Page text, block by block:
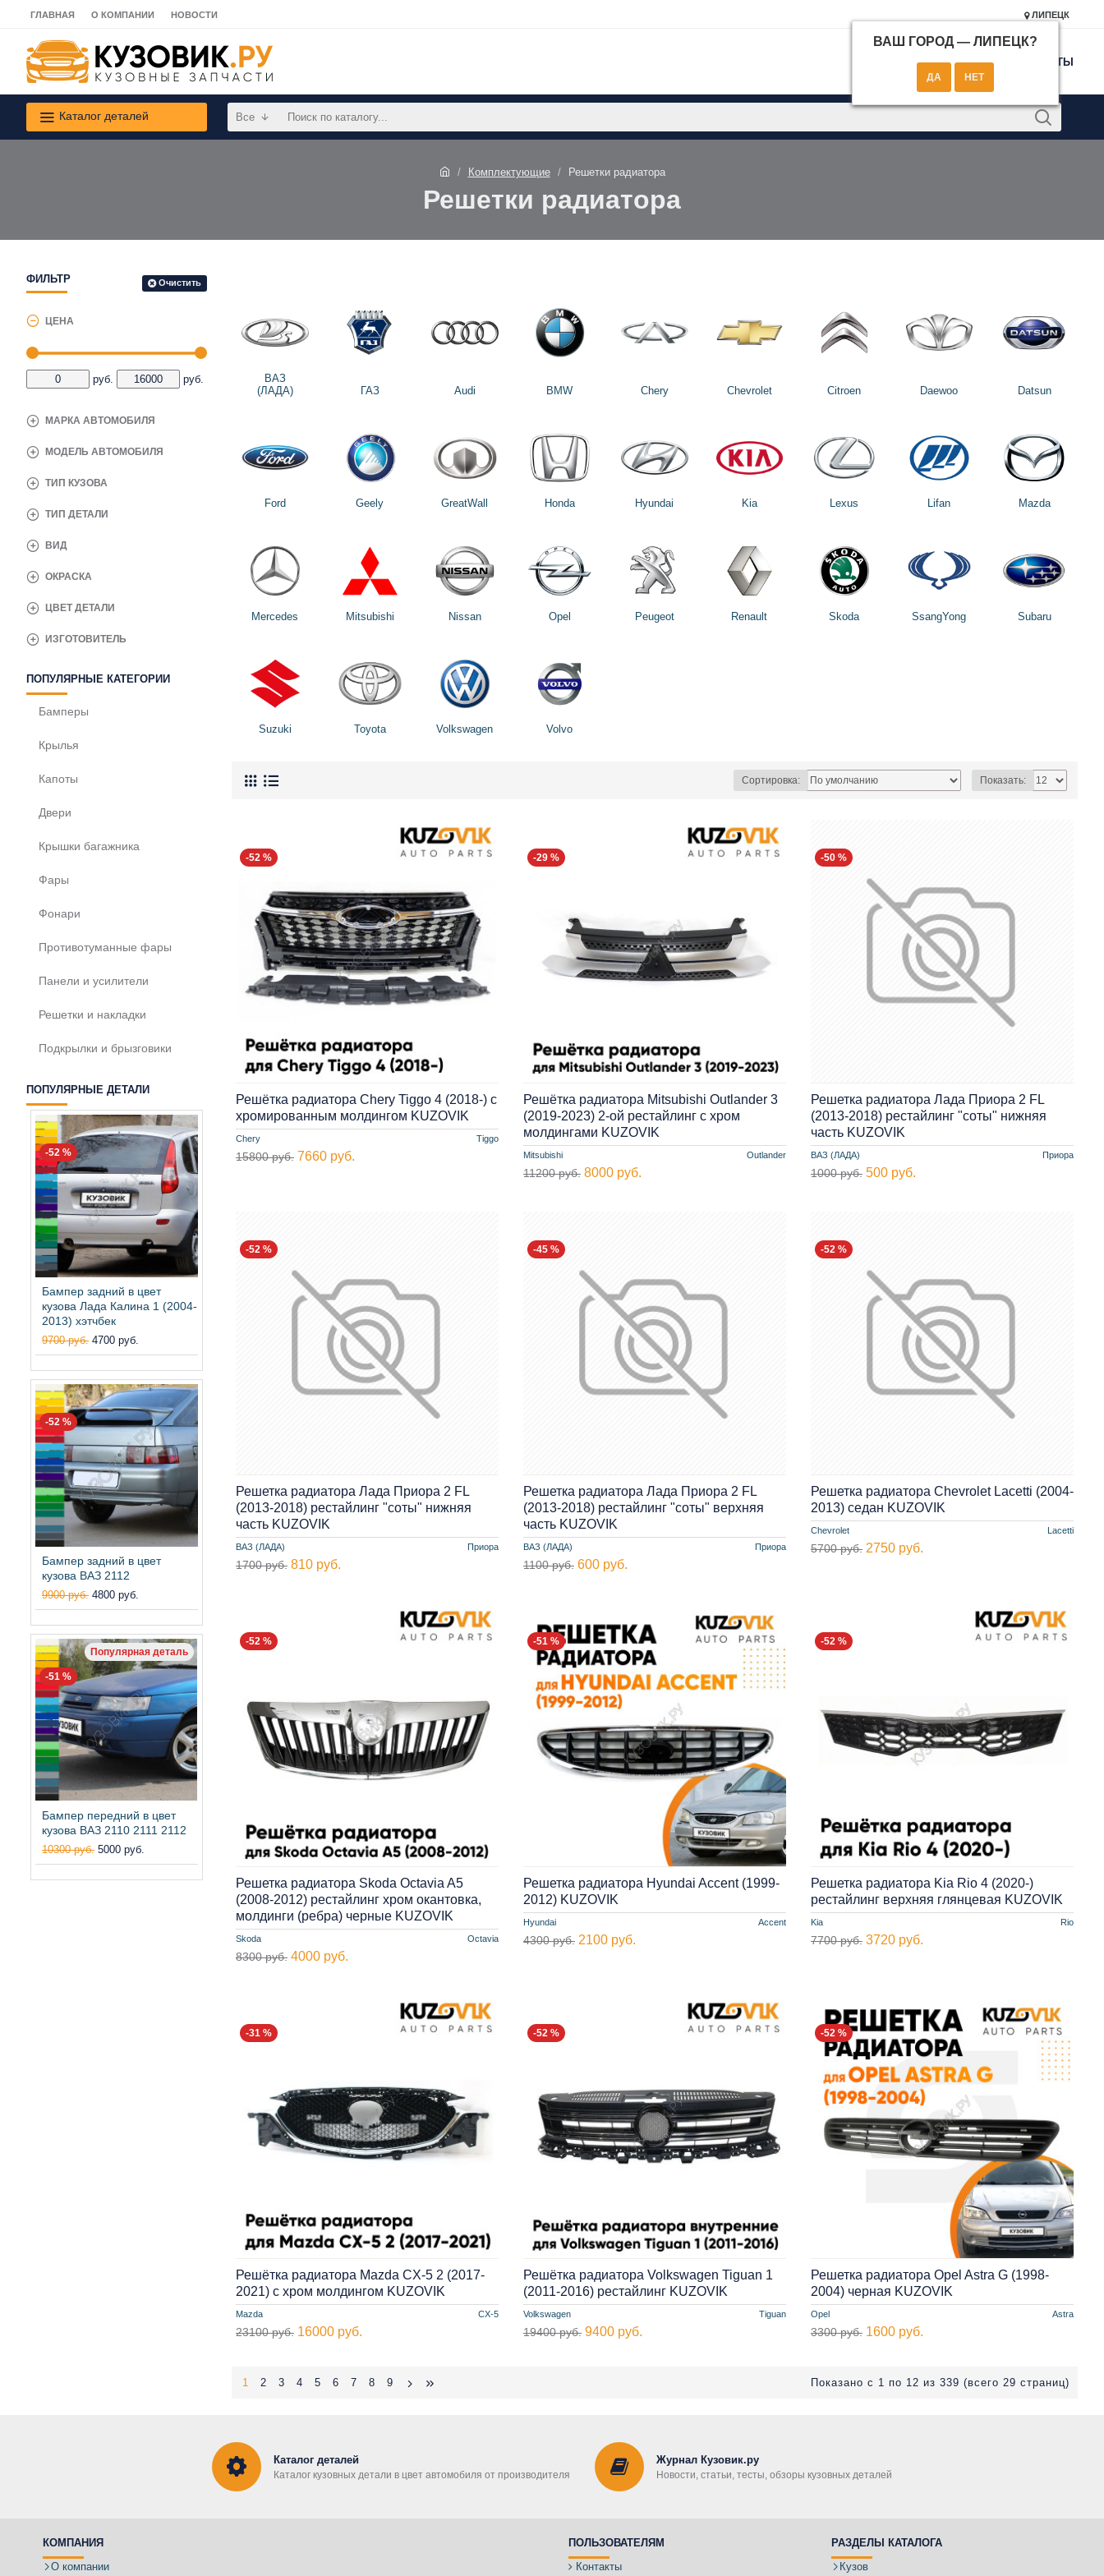
ГЛАВНАЯ О КОМПАНИИ НОВОСТИ ЛИПЕЦК
ВАШ ГОРОД — ЛИПЕЦК?
КОНТАКТЫ
Каталог деталей Все
Комплектующие Решетки радиатора
Решетки радиатора
ФИЛЬТР Очистить
ЦЕНА
руб. руб.
МАРКА АВТОМОБИЛЯ
ВИД
ИЗГОТОВИТЕЛЬ
МОДЕЛЬ АВТОМОБИЛЯ
ОКРАСКА
ТИП ДЕТАЛИ
ТИП КУЗОВА
ЦВЕТ ДЕТАЛИ
ПОПУЛЯРНЫЕ КАТЕГОРИИ
Бамперы
Крылья
Капоты
Двери
Крышки багажника
Фары
Фонари
Противотуманные фары
Панели и усилители
Решетки и накладки
Подкрылки и брызговики
ПОПУЛЯРНЫЕ ДЕТАЛИ
-52 %
Бампер задний в цвет
кузова Лада Калина 1 (2004-
2013) хэтчбек
9700 руб. 4700 руб.
-52 %
Бампер задний в цвет
кузова ВАЗ 2112
9900 руб. 4800 руб.
Популярная деталь
-51 %
Бампер передний в цвет
кузова ВАЗ 2110 2111 2112
10300 руб. 5000 руб.
ВАЗ
(ЛАДА)
ГАЗ Audi BMW Chery Chevrolet Citroen Daewoo Datsun
Ford Geely GreatWall Honda Hyundai Kia Lexus Lifan Mazda
Mercedes Mitsubishi Nissan Opel Peugeot Renault Skoda SsangYong Subaru
Suzuki Toyota Volkswagen Volvo
Сортировка: Показать:
-52 %
Chery Tiggo
Решётка радиатора Chery Tiggo 4 (2018-) с
хромированным молдингом KUZOVIK
15800 руб. 7660 руб.
-29 %
Mitsubishi Outlander
Решётка радиатора Mitsubishi Outlander 3
(2019-2023) 2-ой рестайлинг с хром
молдингами KUZOVIK
11200 руб. 8000 руб.
-50 %
ВАЗ (ЛАДА) Приора
Решетка радиатора Лада Приора 2 FL
(2013-2018) рестайлинг "соты" нижняя
часть KUZOVIK
1000 руб. 500 руб.
-52 %
ВАЗ (ЛАДА) Приора
Решетка радиатора Лада Приора 2 FL
(2013-2018) рестайлинг "соты" нижняя
часть KUZOVIK
1700 руб. 810 руб.
-45 %
ВАЗ (ЛАДА) Приора
Решетка радиатора Лада Приора 2 FL
(2013-2018) рестайлинг "соты" верхняя
часть KUZOVIK
1100 руб. 600 руб.
-52 %
Chevrolet Lacetti
Решетка радиатора Chevrolet Lacetti (2004-
2013) седан KUZOVIK
5700 руб. 2750 руб.
-52 %
Skoda Octavia
Решетка радиатора Skoda Octavia A5
(2008-2012) рестайлинг хром окантовка,
молдинги (ребра) черные KUZOVIK
8300 руб. 4000 руб.
-51 %
Hyundai Accent
Решетка радиатора Hyundai Accent (1999-
2012) KUZOVIK
4300 руб. 2100 руб.
-52 %
Kia Rio
Решетка радиатора Kia Rio 4 (2020-)
рестайлинг верхняя глянцевая KUZOVIK
7700 руб. 3720 руб.
-31 %
Mazda CX-5
Решётка радиатора Mazda CX-5 2 (2017-
2021) с хром молдингом KUZOVIK
23100 руб. 16000 руб.
-52 %
Volkswagen Tiguan
Решётка радиатора Volkswagen Tiguan 1
(2011-2016) рестайлинг KUZOVIK
19400 руб. 9400 руб.
-52 %
Opel Astra
Решетка радиатора Opel Astra G (1998-
2004) черная KUZOVIK
3300 руб. 1600 руб.
1 2 3 4 5 6 7 8 9 Показано с 1 по 12 из 339 (всего 29 страниц)
Каталог деталей
Каталог кузовных детали в цвет автомобиля от производителя
Журнал Кузовик.ру
Новости, статьи, тесты, обзоры кузовных деталей
КОМПАНИЯ
О компании
ПОЛЬЗОВАТЕЛЯМ
Контакты
РАЗДЕЛЫ КАТАЛОГА
Кузов